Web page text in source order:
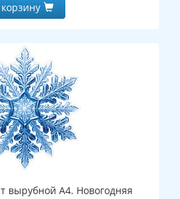
вырубной А4. Новогодняя